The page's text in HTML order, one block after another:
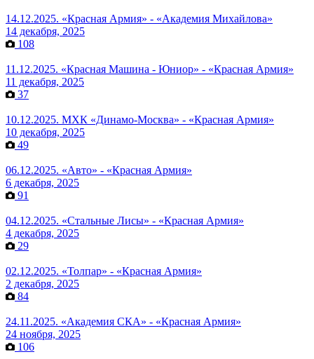
14.12.2025. «Красная Армия» - «Академия Михайлова»
14 декабря, 2025
108
11.12.2025. «Красная Машина - Юниор» - «Красная Армия»
11 декабря, 2025
37
10.12.2025. МХК «Динамо-Москва» - «Красная Армия»
10 декабря, 2025
49
06.12.2025. «Авто» - «Красная Армия»
6 декабря, 2025
91
04.12.2025. «Стальные Лисы» - «Красная Армия»
4 декабря, 2025
29
02.12.2025. «Толпар» - «Красная Армия»
2 декабря, 2025
84
24.11.2025. «Академия СКА» - «Красная Армия»
24 ноября, 2025
106